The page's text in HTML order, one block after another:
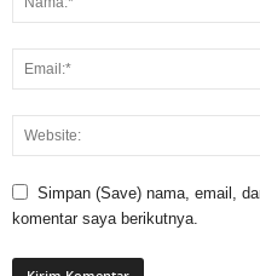
Simpan (Save) nama, email,
komentar saya berikutnya.